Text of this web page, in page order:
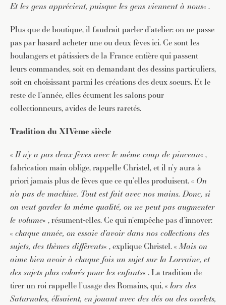
Et les gens apprécient, puisque les gens viennent à nous« .
Plus que de boutique, il faudrait parler d’atelier: on ne passe
pas par hasard acheter une ou deux fèves ici. Ce sont les
boulangers et pâtissiers de la France entière qui passent
leurs commandes, soit en demandant des dessins particuliers,
soit en choisissant parmi les créations des deux soeurs. Et le
reste de l’année, elles écument les salons pour
collectionneurs, avides de leurs raretés.
Tradition du XIVème siècle
«Il n’y a pas deux fèves avec le même coup de pinceau« ,
fabrication main oblige, rappelle Christel, et il n’y aura à
priori jamais plus de fèves que ce qu’elles produisent. « On
n’a pas de machine. Tout est fait avec nos mains. Donc, si
on veut garder la même qualité, on ne peut pas augmenter
le volume« , résument-elles. Ce qui n’empêche pas d’innover:
« chaque année, on essaie d’avoir dans nos collections des
sujets, des thèmes différents« , explique Christel. «Mais on
aime bien avoir à chaque fois un sujet sur la Lorraine, et
des sujets plus colorés pour les enfants« . La tradition de
tirer un roi rappelle l’usage des Romains, qui, « lors des
Saturnales, élisaient, en jouant avec des dés ou des osselets,